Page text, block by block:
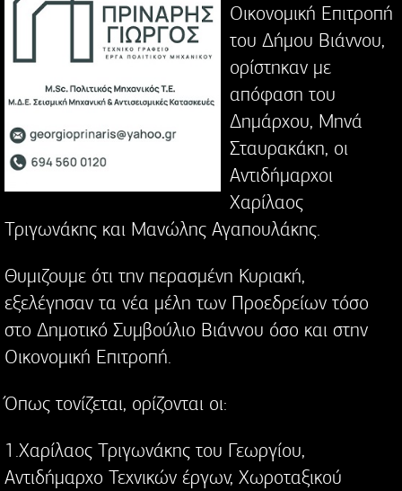
Οικονομική Επιτροπή
του Δήμου Βιάννου,
ορίστηκαν με
απόφαση του
Δημάρχου, Μηνά
Σταυρακάκη, οι
Αντιδήμαρχοι
Χαρίλαος
Τριγωνάκης και Μανώλης Αγαπουλάκης.
Θυμιζουμε ότι την περασμένη Κυριακή,
εξελέγησαν τα νέα μέλη των Προεδρείων τόσο
στο Δημοτικό Συμβούλιο Βιάννου όσο και στην
Οικονομική Επιτροπή.
Όπως τονίζεται, ορίζονται οι:
1.Χαρίλαος Τριγωνάκης του Γεωργίου,
Αντιδήμαρχο Τεχνικών έργων, Χωροταξικού